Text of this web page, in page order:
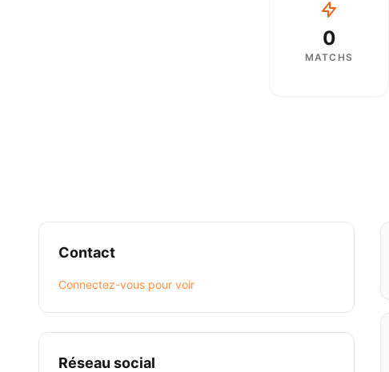
0
MATCHS
Contact
Connectez-vous pour voir
Réseau social